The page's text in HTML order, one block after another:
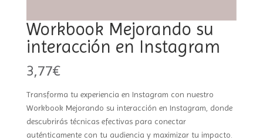
Workbook Mejorando su
interacción en Instagram
3,77€
Transforma tu experiencia en Instagram con nuestro
Workbook Mejorando su interacción en Instagram, donde
descubrirás técnicas efectivas para conectar
auténticamente con tu audiencia y maximizar tu impacto.